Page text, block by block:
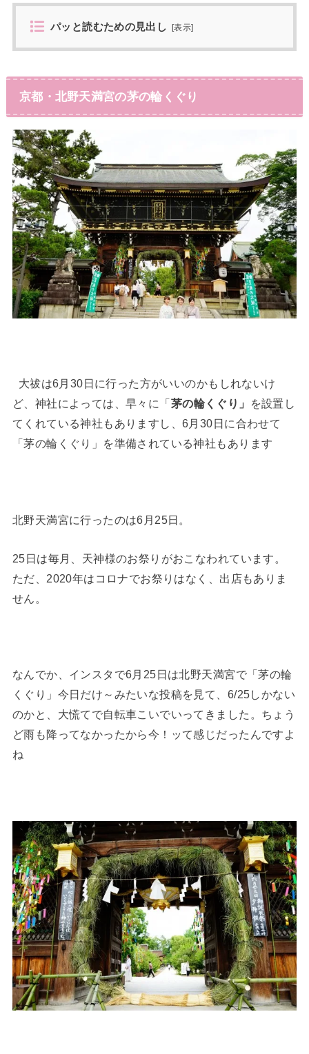
パッと読むための見出し [表示]
京都・北野天満宮の茅の輪くぐり
大祓は6月30日に行った方がいいのかもしれないけ
ど、神社によっては、早々に「 茅の輪くぐり」
を設置し
てくれている神社もありますし、6月30日に合わせて
「茅の輪くぐり」を準備されている神社もあります
北野天満宮に行ったのは6月25日。
25日は毎月、天神様のお祭りがおこなわれています。
ただ、2020年はコロナでお祭りはなく、出店もありま
せん。
なんでか、インスタで6月25日は北野天満宮で「茅の輪
くぐり」今日だけ～みたいな投稿を見て、6/25しかない
のかと、大慌てで自転車こいでいってきました。ちょう
ど雨も降ってなかったから今！ッて感じだったんですよ
ね